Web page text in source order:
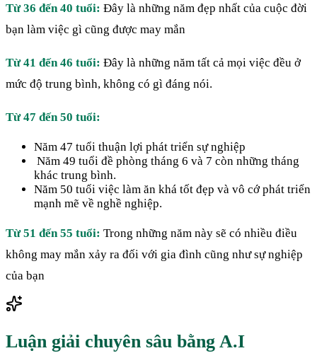
Từ 36 đến 40 tuổi: Đây là những năm đẹp nhất của cuộc đời
bạn làm việc gì cũng được may mắn
Từ 41 đến 46 tuổi: Đây là những năm tất cả mọi việc đều ở
mức độ trung bình, không có gì đáng nói.
Từ 47 đến 50 tuổi:
Năm 47 tuổi thuận lợi phát triển sự nghiệp
Năm 49 tuổi đề phòng tháng 6 và 7 còn những tháng
khác trung bình.
Năm 50 tuổi việc làm ăn khá tốt đẹp và vô cớ phát triển
mạnh mẽ về nghề nghiệp.
Từ 51 đến 55 tuổi: Trong những năm này sẽ có nhiều điều
không may mắn xảy ra đối với gia đình cũng như sự nghiệp
của bạn
Luận giải chuyên sâu bằng A.I